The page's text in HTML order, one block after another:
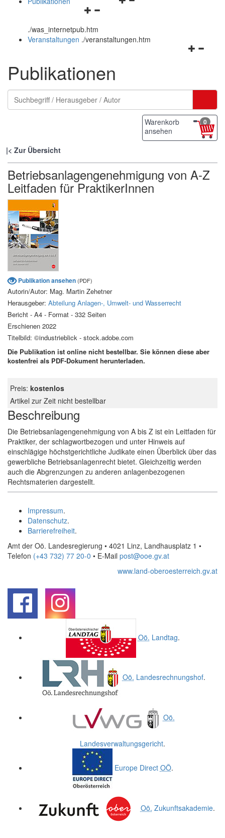
Navigationsmenü
und
schließen
./was_internetpub.htm
Veranstaltungen ./veranstaltungen.htm
Publikationen
Warenkorb
ansehen
0
Zur Übersicht
Betriebsanlagengenehmigung von A-Z
Leitfaden für PraktikerInnen
Publikation ansehen (PDF)
Autorin/Autor: Mag. Martin Zehetner
Herausgeber: Abteilung Anlagen-, Umwelt- und Wasserrecht
Bericht - A4 - Format - 332 Seiten
Erschienen 2022
Titelbild: ©industrieblick - stock.adobe.com
Die Publikation ist online nicht bestellbar. Sie können diese aber
kostenfrei als PDF-Dokument herunterladen.
Preis: kostenlos
Artikel zur Zeit nicht bestellbar
Beschreibung
Die Betriebsanlagengenehmigung von A bis Z ist ein Leitfaden für
Praktiker, der schlagwortbezogen und unter Hinweis auf
einschlägige höchstgerichtliche Judikate einen Überblick über das
gewerbliche Betriebsanlagenrecht bietet. Gleichzeitig werden
auch die Abgrenzungen zu anderen anlagenbezogenen
Rechtsmaterien dargestellt.
Impressum.
Datenschutz.
Barrierefreiheit.
Amt der Oö. Landesregierung • 4021 Linz, Landhausplatz 1 •
Telefon (+43 732) 77 20-0 • E-Mail post@ooe.gv.at
www.land-oberoesterreich.gv.at
Oö. Landtag.
Oö. Landesrechnungshof.
Oö.
Landesverwaltungsgericht.
Europe Direct OÖ.
Oö. Zukunftsakademie.